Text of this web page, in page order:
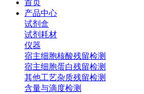
首页
产品中心
试剂盒
试剂耗材
仪器
宿主细胞核酸残留检测
宿主细胞蛋白残留检测
其他工艺杂质残留检测
含量与滴度检测